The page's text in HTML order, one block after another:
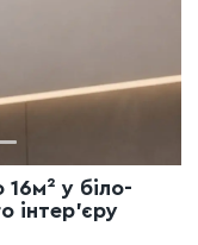
у біло-
інтер'єру